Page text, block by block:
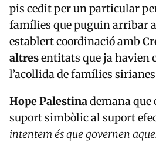
pis cedit per un particular
famílies que puguin arribar
establert coordinació amb
altresentitats que ja havien
l’acollida de famílies
Hope Palestinademana que
suport simbòlic al suport
intentem és que governen